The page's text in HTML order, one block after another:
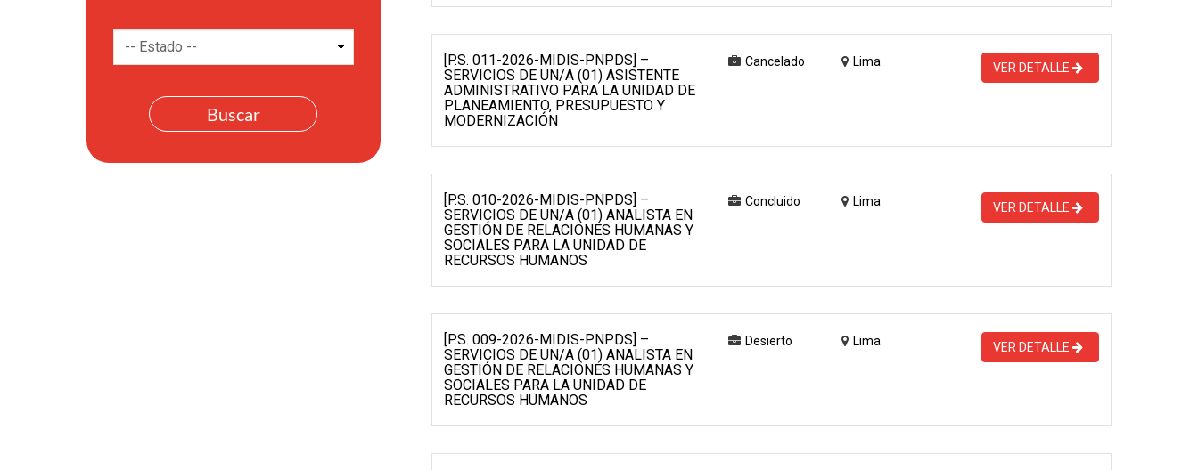
[P.S. 011-2026-MIDIS-PNPDS] –
SERVICIOS DE UN/A (01) ASISTENTE
ADMINISTRATIVO PARA LA UNIDAD DE
PLANEAMIENTO, PRESUPUESTO Y
MODERNIZACIÓN
Cancelado Lima VER DETALLE
[P.S. 010-2026-MIDIS-PNPDS] –
SERVICIOS DE UN/A (01) ANALISTA EN
GESTIÓN DE RELACIONES HUMANAS Y
SOCIALES PARA LA UNIDAD DE
RECURSOS HUMANOS
Concluido Lima VER DETALLE
[P.S. 009-2026-MIDIS-PNPDS] –
SERVICIOS DE UN/A (01) ANALISTA EN
GESTIÓN DE RELACIONES HUMANAS Y
SOCIALES PARA LA UNIDAD DE
RECURSOS HUMANOS
Desierto Lima VER DETALLE